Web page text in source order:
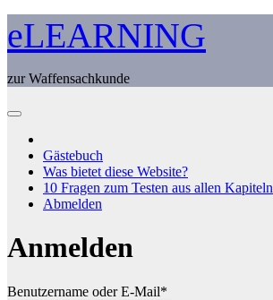
Zum
Inhalt
springen
eLEARNING
zur Waffensachkunde
Gästebuch
Was bietet diese Website?
10 Fragen zum Testen aus allen Kapiteln
Abmelden
Anmelden
Benutzername oder E-Mail*